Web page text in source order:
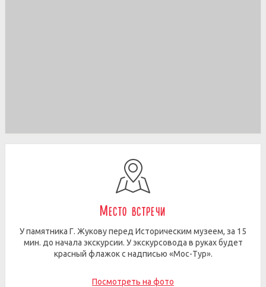
Место встречи
У памятника Г. Жукову перед Историческим музеем, за 15
мин. до начала экскурсии. У экскурсовода в руках будет
красный флажок с надписью «Мос-Тур».
Посмотреть на фото